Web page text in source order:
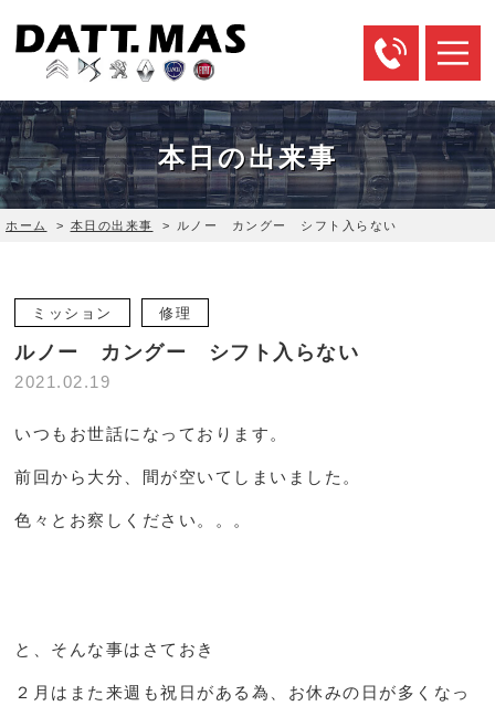
本日の出来事
ホーム > 本日の出来事 > ルノー カングー シフト入らない
ミッション 修理
ルノー カングー シフト入らない
2021.02.19
いつもお世話になっております。
前回から大分、間が空いてしまいました。
色々とお察しください。。。
と、そんな事はさておき
２月はまた来週も祝日がある為、お休みの日が多くなっ